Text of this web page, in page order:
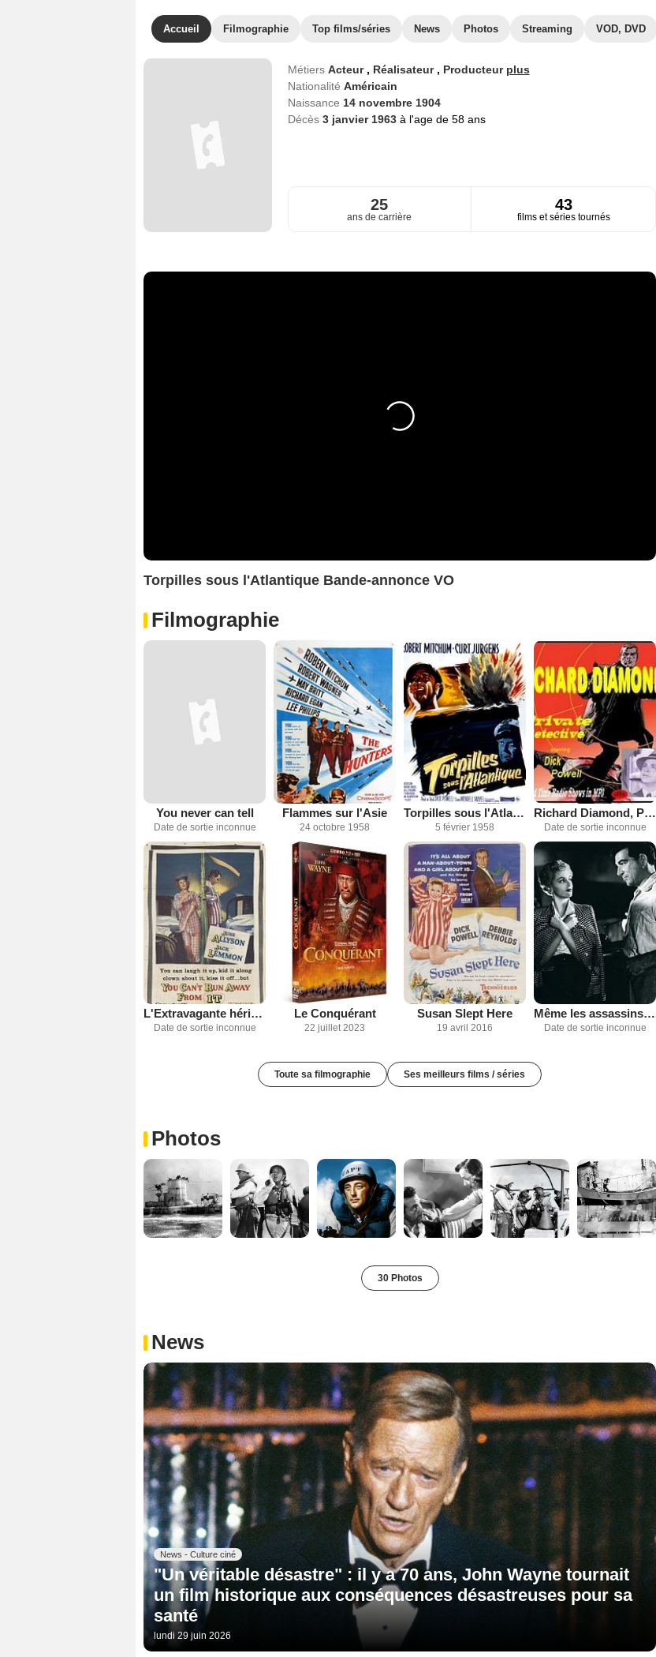
Accueil Filmographie Top films/séries News Photos Streaming VOD, DVD
Métiers Acteur , Réalisateur , Producteur plus
Nationalité Américain
Naissance 14 novembre 1904
Décès 3 janvier 1963 à l'age de 58 ans
25
ans de carrière
43
films et séries tournés
Torpilles sous l'Atlantique Bande-annonce VO
Filmographie
You never can tell
Date de sortie inconnue
Flammes sur l'Asie
24 octobre 1958
Torpilles sous l'Atlantique
5 février 1958
Richard Diamond, Private Detective
Date de sortie inconnue
L'Extravagante héritière
Date de sortie inconnue
Le Conquérant
22 juillet 2023
Susan Slept Here
19 avril 2016
Même les assassins tremblent
Date de sortie inconnue
Toute sa filmographie Ses meilleurs films / séries
Photos
30 Photos
News
News - Culture ciné
"Un véritable désastre" : il y a 70 ans, John Wayne tournait
un film historique aux conséquences désastreuses pour sa
santé
lundi 29 juin 2026